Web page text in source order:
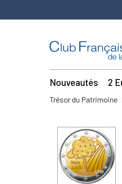
Nouveautés 2
Trésor du Patrimoine